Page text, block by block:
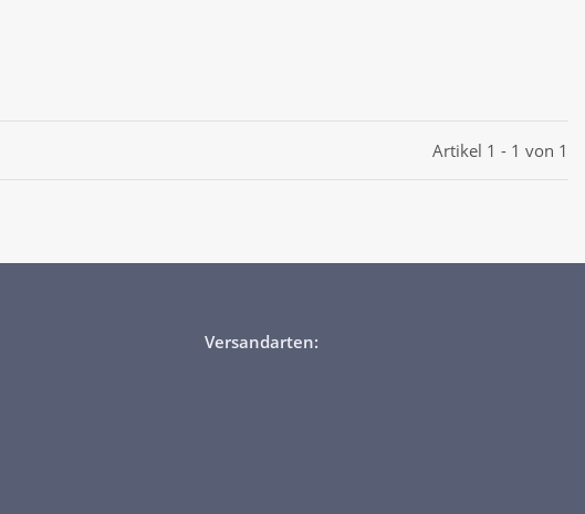
Artikel 1 - 1 von 1
Versandarten: